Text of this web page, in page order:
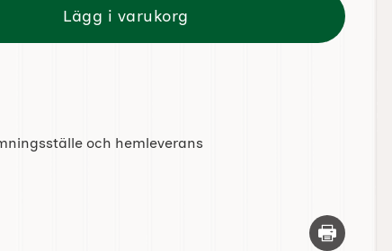
Lägg i varukorg
och hemleverans
Skriv ut